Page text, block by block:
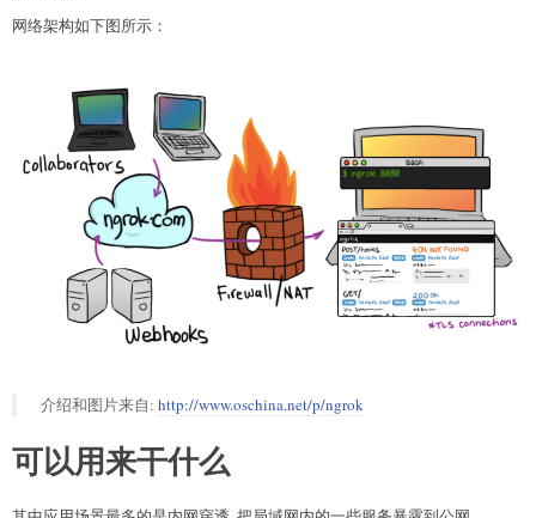
网络架构如下图所示：
介绍和图片来自: http://www.oschina.net/p/ngrok
可以用来干什么